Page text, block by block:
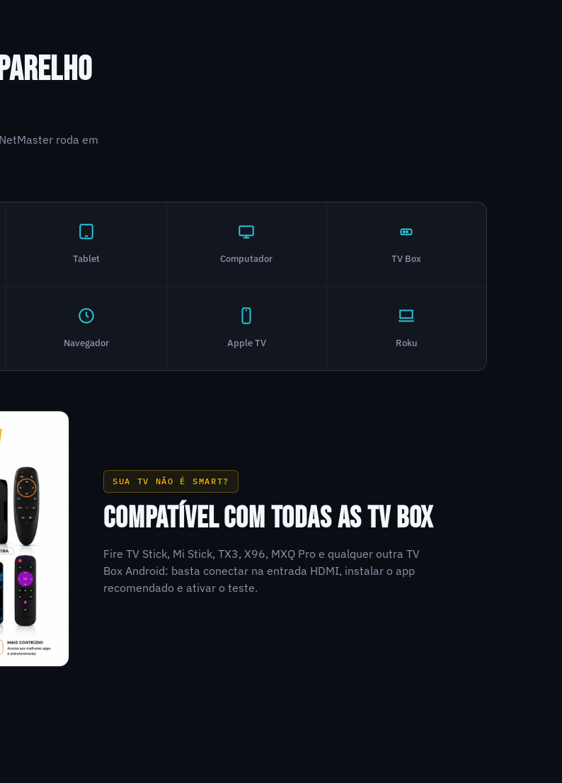
roda em
Tablet Computador TV Box
Navegador Apple TV Roku
SUA TV NÃO É SMART?
COMPATÍVEL COM TODAS AS TV BOX
Fire TV Stick, Mi Stick, TX3, X96, MXQ Pro e qualquer outra TV
Box Android: basta conectar na entrada HDMI, instalar o app
recomendado e ativar o teste.